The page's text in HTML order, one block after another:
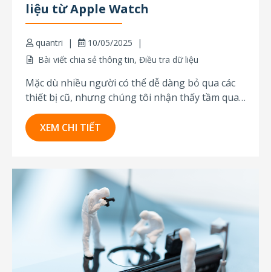
liệu từ Apple Watch
quantri
10/05/2025
Bài viết chia sẻ thông tin, Điều tra dữ liệu
Mặc dù nhiều người có thể dễ dàng bỏ qua các
thiết bị cũ, nhưng chúng tôi nhận thấy tầm quan
trọng của chúng, vì chúng vẫn thường xuyên
xuất hiện trong phòng thí nghiệm của các
chuyên gia pháp y kỹ thuật số. Bản cập nhật mới
XEM CHI TIẾT